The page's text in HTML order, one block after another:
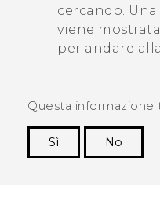
cercando.
viene
per andare
Questa informazione
Sì
No